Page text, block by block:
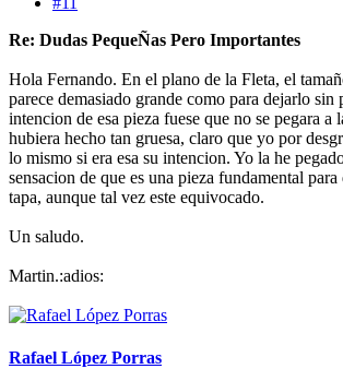
Re: Dudas PequeÑas Pero Importantes
Hola Fernando. En el plano de la Fleta, el
parece demasiado grande como para dejarlo sin
intencion de esa pieza fuese que no se pegara a
hubiera hecho tan gruesa, claro que yo por
lo mismo si era esa su intencion. Yo la he
sensacion de que es una pieza fundamental
tapa, aunque tal vez este equivocado.
Un saludo.
Martin.:adios:
Rafael López Porras